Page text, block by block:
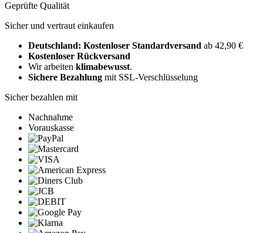
Geprüfte Qualität
Sicher und vertraut einkaufen
Deutschland: Kostenloser Standardversand ab 42,90 €
Kostenloser Rückversand
Wir arbeiten klimabewusst.
Sichere Bezahlung mit SSL-Verschlüsselung
Sicher bezahlen mit
Nachnahme
Vorauskasse